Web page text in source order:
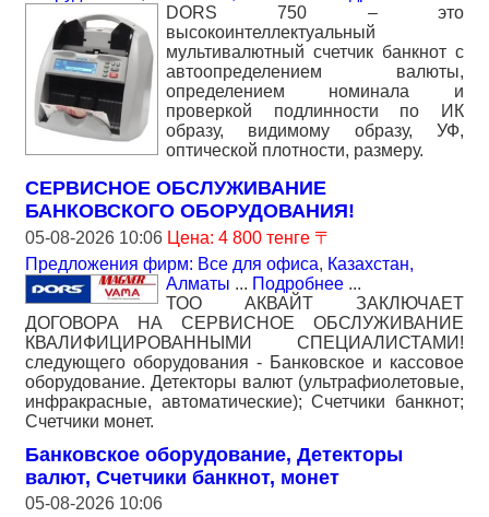
DORS 750 – это
высокоинтеллектуальный
мультивалютный счетчик банкнот с
автоопределением валюты,
определением номинала и
проверкой подлинности по ИК
образу, видимому образу, УФ,
оптической плотности, размеру.
СЕРВИСНОЕ ОБСЛУЖИВАНИЕ
БАНКОВСКОГО ОБОРУДОВАНИЯ!
05-08-2026 10:06 Цена: 4 800 тенге 〒
Предложения фирм: Все для офиса, Казахстан,
Алматы ... Подробнее ...
ТОО АКВАЙТ ЗАКЛЮЧАЕТ
ДОГОВОРА НА СЕРВИСНОЕ ОБСЛУЖИВАНИЕ
КВАЛИФИЦИРОВАННЫМИ СПЕЦИАЛИСТАМИ!
следующего оборудования - Банковское и кассовое
оборудование. Детекторы валют (ультрафиолетовые,
инфракрасные, автоматические); Счетчики банкнот;
Счетчики монет.
Банковское оборудование, Детекторы
валют, Счетчики банкнот, монет
05-08-2026 10:06